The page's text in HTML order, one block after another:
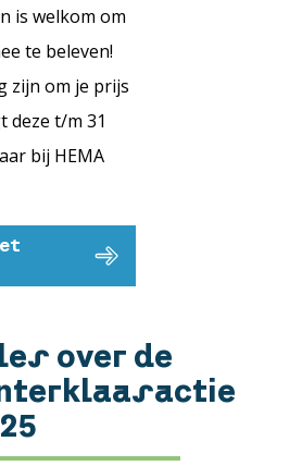
is welkom om
te beleven!
zijn om je prijs
deze t/m 31
bij HEMA
over de